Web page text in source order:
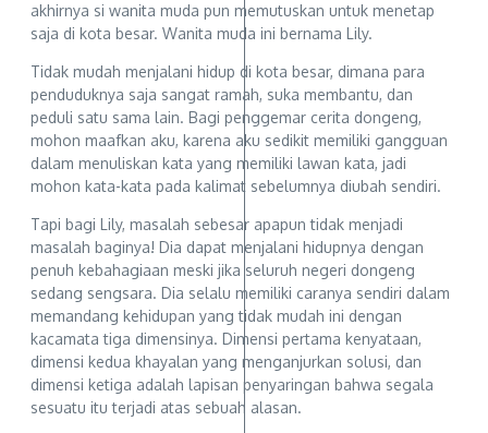
akhirnya si wanita muda pun memutuskan untuk menetap
saja di kota besar. Wanita muda ini bernama Lily.
Tidak mudah menjalani hidup di kota besar, dimana para
penduduknya saja sangat ramah, suka membantu, dan
peduli satu sama lain. Bagi penggemar cerita dongeng,
mohon maafkan aku, karena aku sedikit memiliki gangguan
dalam menuliskan kata yang memiliki lawan kata, jadi
mohon kata-kata pada kalimat sebelumnya diubah sendiri.
Tapi bagi Lily, masalah sebesar apapun tidak menjadi
masalah baginya! Dia dapat menjalani hidupnya dengan
penuh kebahagiaan meski jika seluruh negeri dongeng
sedang sengsara. Dia selalu memiliki caranya sendiri dalam
memandang kehidupan yang tidak mudah ini dengan
kacamata tiga dimensinya. Dimensi pertama kenyataan,
dimensi kedua khayalan yang menganjurkan solusi, dan
dimensi ketiga adalah lapisan penyaringan bahwa segala
sesuatu itu terjadi atas sebuah alasan.